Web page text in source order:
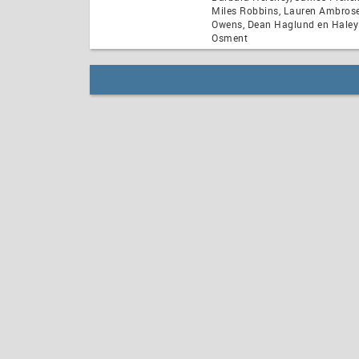
Miles Robbins, Lauren
Owens, Dean Haglund en
Osment